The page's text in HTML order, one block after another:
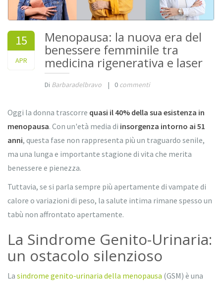
15
APR
2026
Menopausa: la nuova era del
benessere femminile tra
medicina rigenerativa e laser
Di Barbaradelbravo | 0 commenti
Oggi la donna trascorre quasi il 40% della sua esistenza in
menopausa. Con un'età media di insorgenza intorno ai 51
anni, questa fase non rappresenta più un traguardo senile,
ma una lunga e importante stagione di vita che merita
benessere e pienezza.
Tuttavia, se si parla sempre più apertamente di vampate di
calore o variazioni di peso, la salute intima rimane spesso un
tabù non affrontato apertamente.
La Sindrome Genito-Urinaria:
un ostacolo silenzioso
La sindrome genito-urinaria della menopausa (GSM) è una